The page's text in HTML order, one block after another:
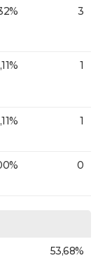
3
1
1
0
53,68%